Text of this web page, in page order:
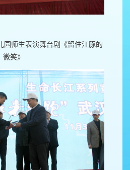
园师生表演舞台剧《留住江豚的
微笑》